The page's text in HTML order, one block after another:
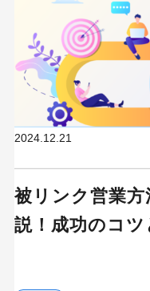
2024.12.21
被リンク営業
説！成功のコツ